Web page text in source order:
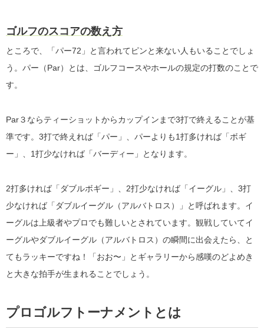
ゴルフのスコアの数え方
ところで、「パー72」と言われてピンと来ない人もいることでしょ
う。パー（Par）とは、ゴルフコースやホールの規定の打数のことで
す。
Par３ならティーショットからカップインまで3打で終えることが基
準です。3打で終えれば「パー」、パーよりも1打多ければ「ボギ
ー」、1打少なければ「バーディー」となります。
2打多ければ「ダブルボギー」、2打少なければ「イーグル」、3打
少なければ「ダブルイーグル（アルバトロス）」と呼ばれます。イ
ーグルは上級者やプロでも難しいとされています。観戦していてイ
ーグルやダブルイーグル（アルバトロス）の瞬間に出会えたら、と
てもラッキーですね！「おお〜」とギャラリーから感嘆のどよめき
と大きな拍手が生まれることでしょう。
プロゴルフトーナメントとは